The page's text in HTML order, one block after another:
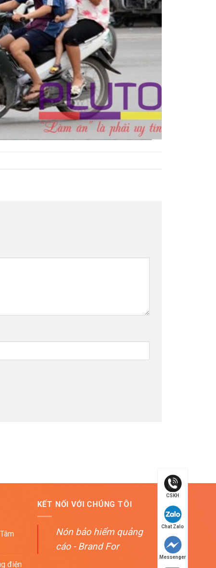
điện
KẾT NỐI VỚI CHÚNG TÔI
Nón bảo hiểm quảng
cáo - Brand For
CSKH
Chat Zalo
Messenger